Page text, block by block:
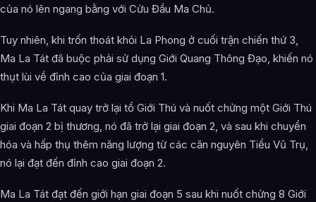
của nó lên ngang bằng với Cửu Đầu Ma Chủ.
Tuy nhiên, khi trốn thoát khỏi La Phong ở cuối trận chiến thứ 3,
Ma La Tát đã buộc phải sử dụng Giới Quang Thông Đạo, khiến nó
thụt lùi về đỉnh cao của giai đoạn 1.
Khi Ma La Tát quay trở lại tổ Giới Thú và nuốt chửng một Giới Thú
giai đoạn 2 bị thương, nó đã trở lại giai đoạn 2, và sau khi chuyển
hóa và hấp thụ thêm năng lượng từ các căn nguyên Tiểu Vũ Trụ,
nó lại đạt đến đỉnh cao giai đoạn 2.
Ma La Tát đạt đến giới hạn giai đoạn 5 sau khi nuốt chửng 8 Giới